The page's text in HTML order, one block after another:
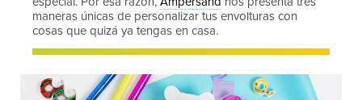
maneras únicas de personalizar tus envolturas con
cosas que quizá ya tengas en casa.